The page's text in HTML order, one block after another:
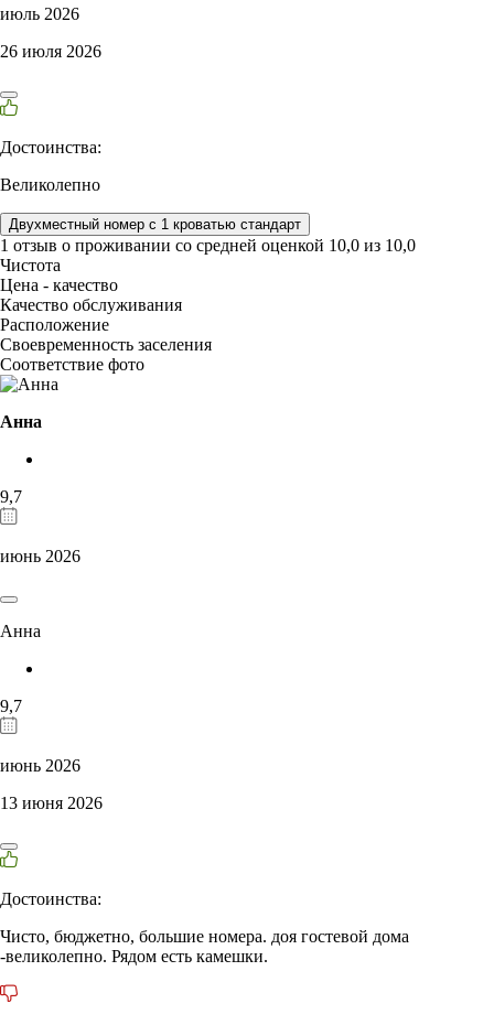
июль 2026
26 июля 2026
Достоинства:
Великолепно
Двухместный номер с 1 кроватью стандарт
1 отзыв о проживании со средней оценкой 10,0 из 10,0
Чистота
Цена - качество
Качество обслуживания
Расположение
Своевременность заселения
Соответствие фото
Анна
9,7
июнь 2026
Анна
9,7
июнь 2026
13 июня 2026
Достоинства:
Чисто, бюджетно, большие номера. доя гостевой дома
-великолепно. Рядом есть камешки.